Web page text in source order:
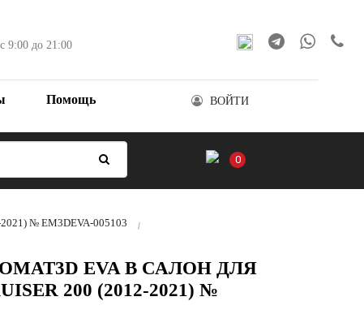
9:00 до 21:00
Помощь ВОЙТИ
0
2021) № EM3DEVA-005103
EVA В САЛОН ДЛЯ
200 (2012-2021) №